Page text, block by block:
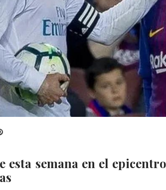
Pinterest
esta semana en el